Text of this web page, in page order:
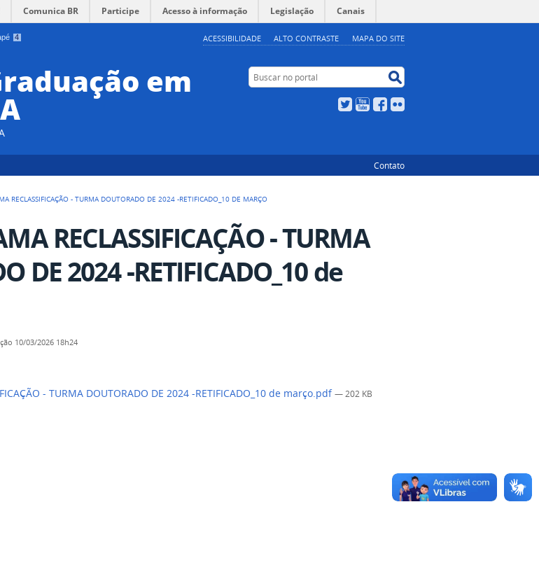
4 ACESSIBILIDADE ALTO CONTRASTE MAPA DO SITE
Comunica BR Participe Acesso à informação Legislação Canais
em Buscar no portal
TwitterYouTubeFacebook
Contato
RECLASSIFICAÇÃO - TURMA DOUTORADO DE 2024 -RETIFICADO_10 DE MARÇO
RECLASSIFICAÇÃO - TURMA
DE 2024 -RETIFICADO_10 de
10/03/2026 18h24
- TURMA DOUTORADO DE 2024 -RETIFICADO_10 de março.pdf— 202 KB